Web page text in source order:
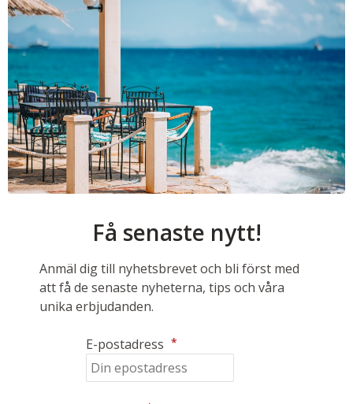
Få senaste nytt!
Anmäl dig till nyhetsbrevet och bli först med
att få de senaste nyheterna, tips och våra
unika erbjudanden.
E-postadress *